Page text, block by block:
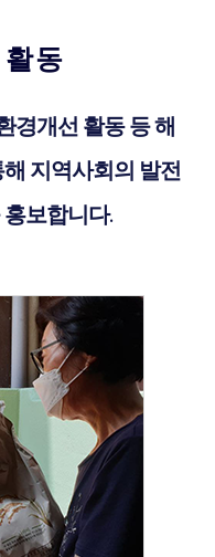
동
경개선 활동 등 해
지역사회의 발전
보합니다.